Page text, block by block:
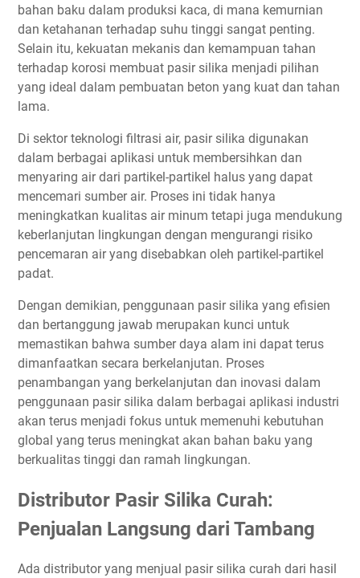
bahan baku dalam produksi kaca, di mana kemurnian
dan ketahanan terhadap suhu tinggi sangat penting.
Selain itu, kekuatan mekanis dan kemampuan tahan
terhadap korosi membuat pasir silika menjadi pilihan
yang ideal dalam pembuatan beton yang kuat dan tahan
lama.
Di sektor teknologi filtrasi air, pasir silika digunakan
dalam berbagai aplikasi untuk membersihkan dan
menyaring air dari partikel-partikel halus yang dapat
mencemari sumber air. Proses ini tidak hanya
meningkatkan kualitas air minum tetapi juga mendukung
keberlanjutan lingkungan dengan mengurangi risiko
pencemaran air yang disebabkan oleh partikel-partikel
padat.
Dengan demikian, penggunaan pasir silika yang efisien
dan bertanggung jawab merupakan kunci untuk
memastikan bahwa sumber daya alam ini dapat terus
dimanfaatkan secara berkelanjutan. Proses
penambangan yang berkelanjutan dan inovasi dalam
penggunaan pasir silika dalam berbagai aplikasi industri
akan terus menjadi fokus untuk memenuhi kebutuhan
global yang terus meningkat akan bahan baku yang
berkualitas tinggi dan ramah lingkungan.
Distributor Pasir Silika Curah:
Penjualan Langsung dari Tambang
Ada distributor yang menjual pasir silika curah dari hasil